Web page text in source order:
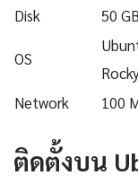
Disk
50
OS
Network 100
ติดตั้งบน